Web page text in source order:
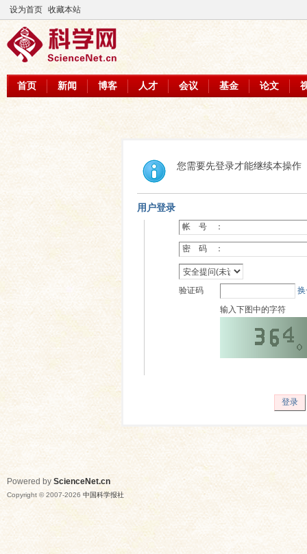
设为首页 收藏本站
首页 新闻 博客 人才 会议 基金 论文
您需要先登录才能继续本操作
用户登录
帐 号 ：
密 码 ：
验证码
输入下图中的字符
登录
Powered by ScienceNet.cn
Copyright © 2007-2026 中国科学报社